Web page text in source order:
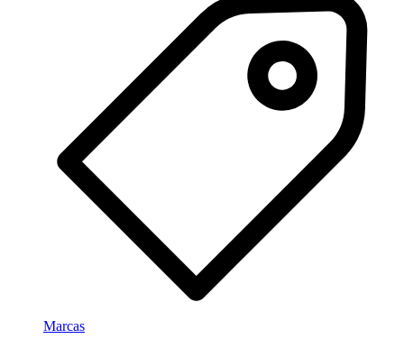
Marcas